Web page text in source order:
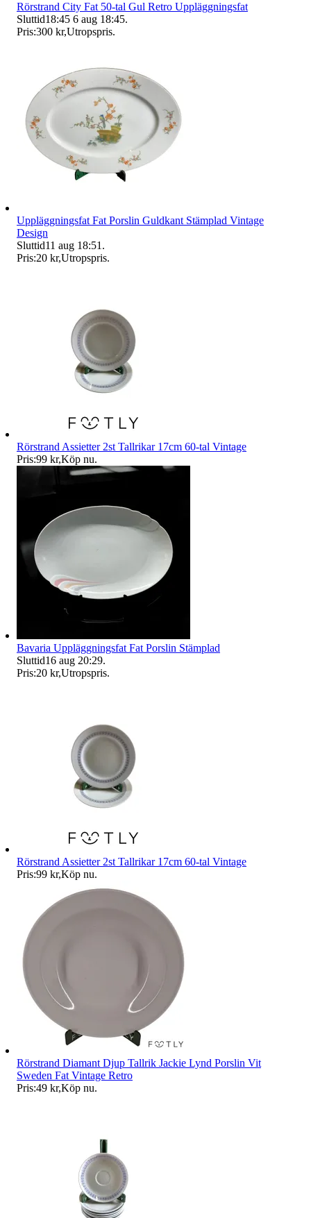
Rörstrand City Fat 50-tal Gul Retro Uppläggningsfat
Sluttid18:45 6 aug 18:45.
Pris:300 kr,Utropspris.
Uppläggningsfat Fat Porslin Guldkant Stämplad Vintage
Design
Sluttid11 aug 18:51 .
Pris:20 kr,Utropspris.
Rörstrand Assietter 2st Tallrikar 17cm 60-tal Vintage
Pris:99 kr,Köp nu.
Bavaria Uppläggningsfat Fat Porslin Stämplad
Sluttid16 aug 20:29.
Pris:20 kr,Utropspris.
Rörstrand Assietter 2st Tallrikar 17cm 60-tal Vintage
Pris:99 kr,Köp nu.
Rörstrand Diamant Djup Tallrik Jackie Lynd Porslin Vit
Sweden Fat Vintage Retro
Pris:49 kr,Köp nu.